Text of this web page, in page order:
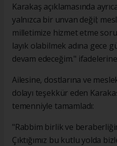
Karakaş açıklamasında
yalnızca bir unvan değil;
milletimize hizmet etme
layık olabilmek adına gece
devam edeceğim."
Ailesine, dostlarına ve
dolayı teşekkür eden
temenniyle tamamladı:
"Rabbim birlik ve
Çıktığımız bu kutlu yolda